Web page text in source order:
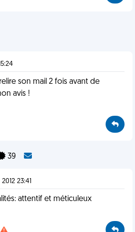
son mail 2 fois avant de
avis !
39
23:41
attentif et méticuleux